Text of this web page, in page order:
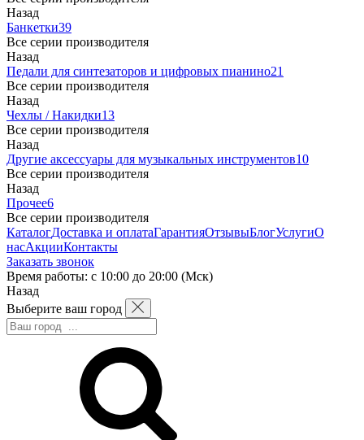
Назад
Банкетки39
Все серии производителя
Назад
Педали для синтезаторов и цифровых пианино21
Все серии производителя
Назад
Чехлы / Накидки13
Все серии производителя
Назад
Другие аксессуары для музыкальных инструментов10
Все серии производителя
Назад
Прочее6
Все серии производителя
КаталогДоставка и оплатаГарантияОтзывыБлогУслугиО
насАкцииКонтакты
Заказать звонок
Время работы: с 10:00 до 20:00 (Мск)
Назад
Выберите ваш город